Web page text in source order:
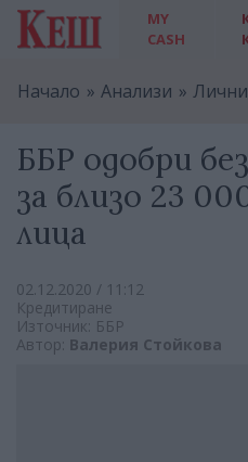
MY
CASH
Начало Анализи
ББР одобри
за близо 23
лица
02.12.2020 / 11:12
Кредитиране
Източник: ББР
Автор: Валерия Стойкова